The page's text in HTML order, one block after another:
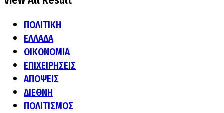
ΠΟΛΙΤΙΚΗ
ΕΛΛΑΔΑ
ΟΙΚΟΝΟΜΙΑ
ΕΠΙΧΕΙΡΗΣΕΙΣ
ΑΠΟΨΕΙΣ
ΔΙΕΘΝΗ
ΠΟΛΙΤΙΣΜΟΣ